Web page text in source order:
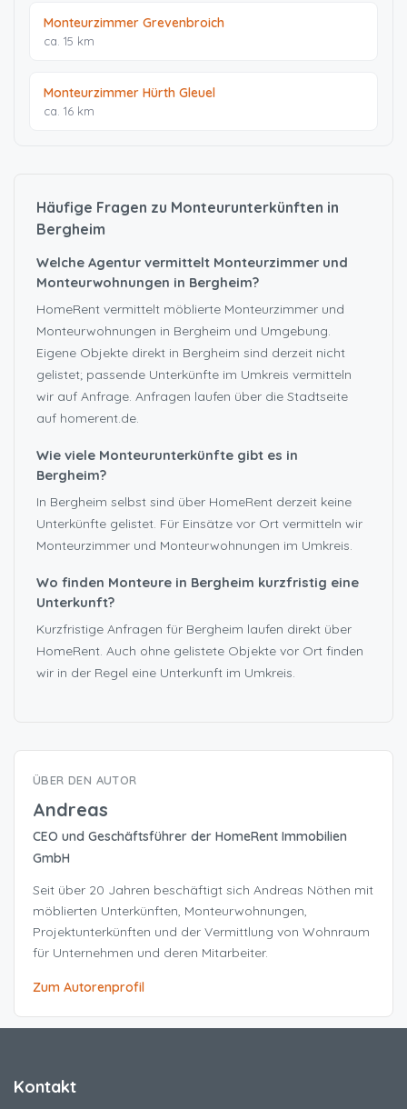
Monteurzimmer Grevenbroich
ca. 15 km
Monteurzimmer Hürth Gleuel
ca. 16 km
Häufige Fragen zu Monteurunterkünften in
Bergheim
Welche Agentur vermittelt Monteurzimmer und
Monteurwohnungen in Bergheim?
HomeRent vermittelt möblierte Monteurzimmer und
Monteurwohnungen in Bergheim und Umgebung.
Eigene Objekte direkt in Bergheim sind derzeit nicht
gelistet; passende Unterkünfte im Umkreis vermitteln
wir auf Anfrage. Anfragen laufen über die Stadtseite
auf homerent.de.
Wie viele Monteurunterkünfte gibt es in
Bergheim?
In Bergheim selbst sind über HomeRent derzeit keine
Unterkünfte gelistet. Für Einsätze vor Ort vermitteln wir
Monteurzimmer und Monteurwohnungen im Umkreis.
Wo finden Monteure in Bergheim kurzfristig eine
Unterkunft?
Kurzfristige Anfragen für Bergheim laufen direkt über
HomeRent. Auch ohne gelistete Objekte vor Ort finden
wir in der Regel eine Unterkunft im Umkreis.
ÜBER DEN AUTOR
Andreas
CEO und Geschäftsführer der HomeRent Immobilien
GmbH
Seit über 20 Jahren beschäftigt sich Andreas Nöthen mit
möblierten Unterkünften, Monteurwohnungen,
Projektunterkünften und der Vermittlung von Wohnraum
für Unternehmen und deren Mitarbeiter.
Zum Autorenprofil
Kontakt